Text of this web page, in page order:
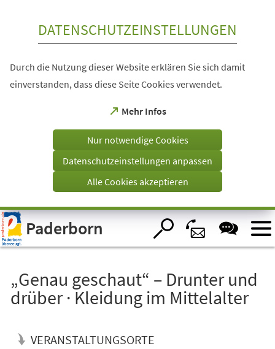
Visuelle
Assistenzsoftware
öffnen.
DATENSCHUTZEINSTELLUNGEN
Durch die Nutzung dieser Website erklären Sie sich damit
einverstanden, dass diese Seite Cookies verwendet.
Mehr Infos
(Öffnet
einem
Tab)
Nur notwendige Cookies
Datenschutzeinstellungen anpassen
Alle Cookies akzeptieren
Paderborn
„Genau geschaut“ – Drunter und
drüber · Kleidung im Mittelalter
VERANSTALTUNGSORTE